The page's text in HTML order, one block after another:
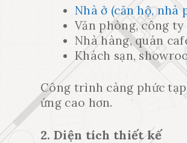
Nhà ở (căn hộ, nhà
Văn phòng, công ty
Nhà hàng, quán
Khách sạn,
Công trình càng phức
ứng cao hơn.
2. Diện tích thiết kế